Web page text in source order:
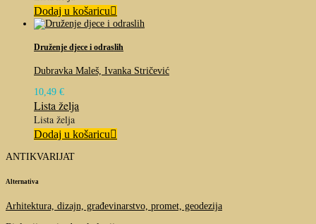
Dodaj u košaricu
Druženje djece i odraslih
Dubravka Maleš, Ivanka Stričević
10,49 €
Lista želja
Lista želja
Dodaj u košaricu
ANTIKVARIJAT
Alternativa
Arhitektura, dizajn, građevinarstvo, promet, geodezija